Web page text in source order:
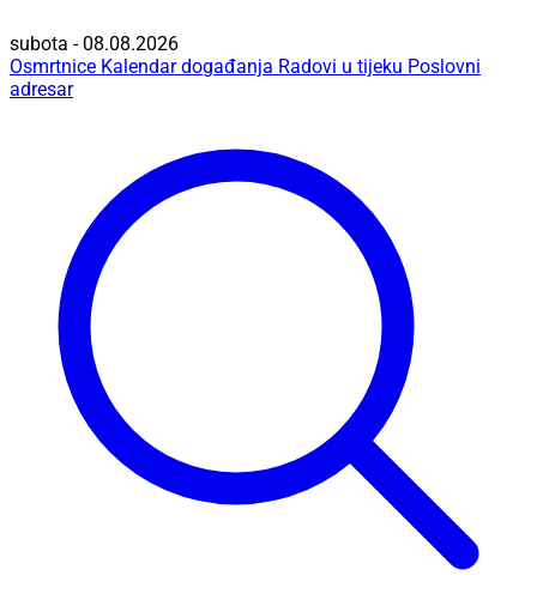
subota - 08.08.2026
Osmrtnice Kalendar događanja Radovi u tijeku Poslovni
adresar